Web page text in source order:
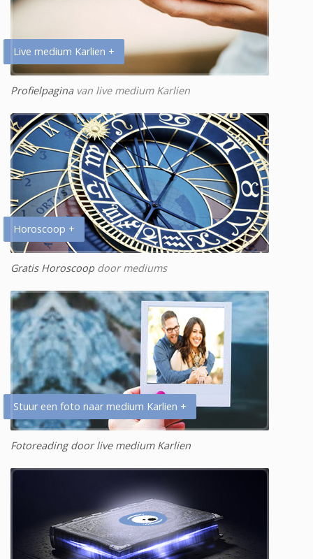
Live medium Karlien +
Profielpaginavan live medium Karlien
Horoscoop +
Gratis Horoscoopdoor mediums
Stuur een foto naar medium Karlien +
Fotoreading door live medium Karlien